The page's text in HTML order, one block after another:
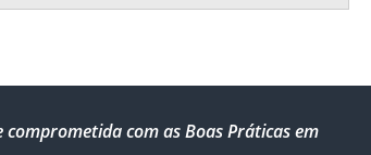
comprometida com as Boas Práticas em